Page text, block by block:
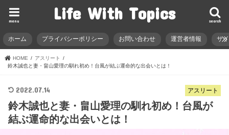
Life With Topics search
menu
ホーム プライバシーポリシー お問い合わせ 運営者情報 サ
HOME
アスリート
鈴木誠也と妻・畠山愛理の馴れ初め！台風が結ぶ運命的な出会いとは！
アスリート
2022.07.14
鈴木誠也と妻・畠山愛理の馴れ初め！台風が
結ぶ運命的な出会いとは！